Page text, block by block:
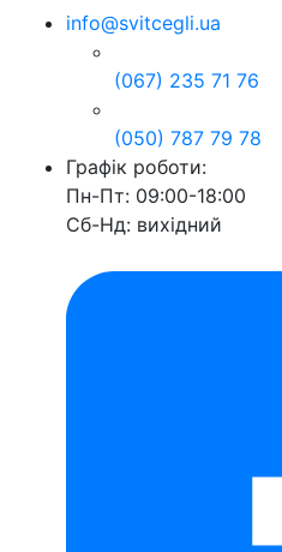
info@svitcegli.ua
(067) 235 71 76
(050) 787 79 78
Графік роботи:
Пн-Пт: 09:00-18:00
Сб-Нд: вихідний